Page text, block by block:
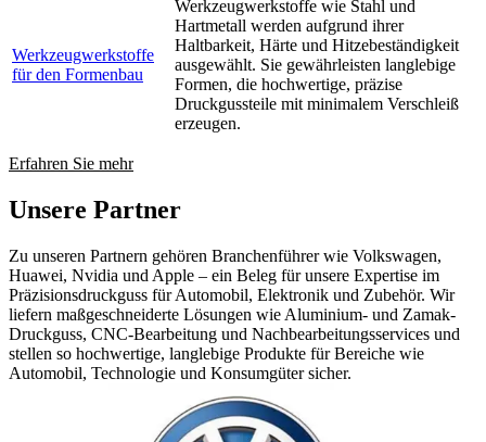
Werkzeugwerkstoffe
für den Formenbau
Werkzeugwerkstoffe wie Stahl und
Hartmetall werden aufgrund ihrer
Haltbarkeit, Härte und Hitzebeständigkeit
ausgewählt. Sie gewährleisten langlebige
Formen, die hochwertige, präzise
Druckgussteile mit minimalem Verschleiß
erzeugen.
Erfahren Sie mehr
Unsere Partner
Zu unseren Partnern gehören Branchenführer wie Volkswagen,
Huawei, Nvidia und Apple – ein Beleg für unsere Expertise im
Präzisionsdruckguss für Automobil, Elektronik und Zubehör. Wir
liefern maßgeschneiderte Lösungen wie Aluminium- und Zamak-
Druckguss, CNC-Bearbeitung und Nachbearbeitungsservices und
stellen so hochwertige, langlebige Produkte für Bereiche wie
Automobil, Technologie und Konsumgüter sicher.